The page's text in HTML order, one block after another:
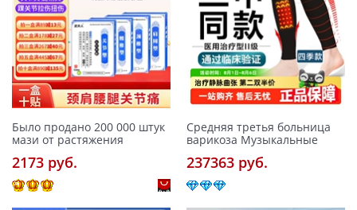
Было продано 200 000 штук
мази от растяжения
2173 pуб.
Средняя третья больница
варикоза Музыкальные
237363 pуб.